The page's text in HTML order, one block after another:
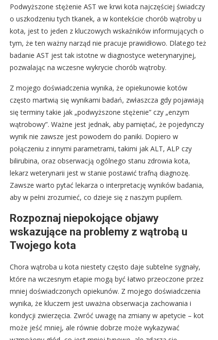
Podwyższone stężenie AST we krwi kota najczęściej świadczy
o uszkodzeniu tych tkanek, a w kontekście chorób wątroby u
kota, jest to jeden z kluczowych wskaźników informujących o
tym, że ten ważny narząd nie pracuje prawidłowo. Dlatego też
badanie AST jest tak istotne w diagnostyce weterynaryjnej,
pozwalając na wczesne wykrycie chorób wątroby.
Z mojego doświadczenia wynika, że opiekunowie kotów
często martwią się wynikami badań, zwłaszcza gdy pojawiają
się terminy takie jak „podwyższone stężenie” czy „enzym
wątrobowy”. Ważne jest jednak, aby pamiętać, że pojedynczy
wynik nie zawsze jest powodem do paniki. Dopiero w
połączeniu z innymi parametrami, takimi jak ALT, ALP czy
bilirubina, oraz obserwacją ogólnego stanu zdrowia kota,
lekarz weterynarii jest w stanie postawić trafną diagnozę.
Zawsze warto pytać lekarza o interpretację wyników badania,
aby w pełni zrozumieć, co dzieje się z naszym pupilem.
Rozpoznaj niepokojące objawy
wskazujące na problemy z wątrobą u
Twojego kota
Chora wątroba u kota niestety często daje subtelne sygnały,
które na wczesnym etapie mogą być łatwo przeoczone przez
mniej doświadczonych opiekunów. Z mojego doświadczenia
wynika, że kluczem jest uważna obserwacja zachowania i
kondycji zwierzęcia. Zwróć uwagę na zmiany w apetycie – kot
może jeść mniej, ale równie dobrze może wykazywać